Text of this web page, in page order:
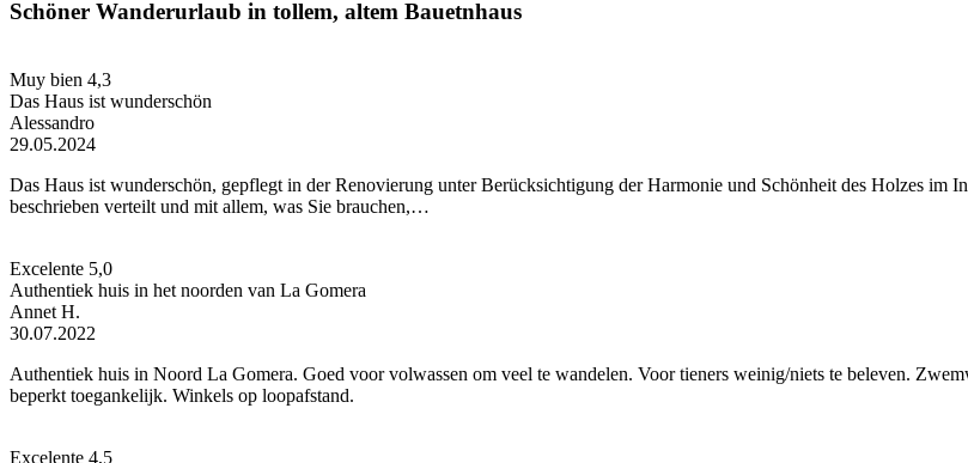
Schöner Wanderurlaub in tollem, altem Bauetnhaus
Muy bien 4,3
Das Haus ist wunderschön
Alessandro
29.05.2024
Das Haus ist wunderschön, gepflegt in der Renovierung unter Berücksichtigung der Harmonie und Schönheit des Holzes im
beschrieben verteilt und mit allem, was Sie brauchen,…
Excelente 5,0
Authentiek huis in het noorden van La Gomera
Annet H.
30.07.2022
Authentiek huis in Noord La Gomera. Goed voor volwassen om veel te wandelen. Voor tieners weinig/niets te beleven.
beperkt toegankelijk. Winkels op loopafstand.
Excelente 4,5